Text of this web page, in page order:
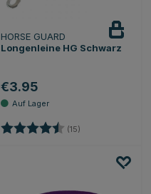
HORSE GUARD
Longenleine HG Schwarz
€3.95
Bewertung: (15)